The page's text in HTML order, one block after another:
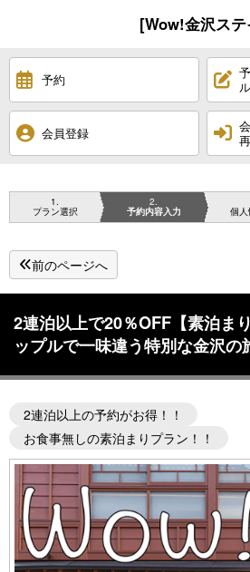
[Wow!金沢ス
予約
ル
会員登録
1
プラン選択
2
予約内容入力 個
前のページへ
2連泊以上で20％OFF【素泊ま
ップルで一味違う特別な金沢の
2連泊以上の予約がお得！！
お食事無しの素泊まりプラン！！